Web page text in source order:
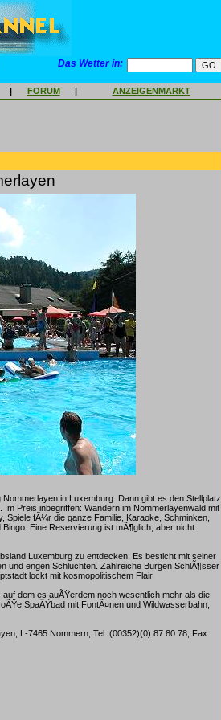
Das Wetter in:
| FORUM | ANZEIGENMARKT
in Luxemburg. Dann gibt es den Stellplatz
Preis inbegriffen: Wandern im Nommerlayenwald mit
Spiele fÃ¼r die ganze Familie, Karaoke, Schminken,
Eine Reservierung ist mÃ¶glich, aber nicht
Luxemburg zu entdecken. Es besticht mit seiner
und engen Schluchten. Zahlreiche Burgen SchlÃ¶sser
lockt mit kosmopolitischem Flair.
dem es auÃŸerdem noch wesentlich mehr als die
SpaÃŸbad mit FontÃ¤nen und Wildwasserbahn,
L-7465 Nommern, Tel. (00352)(0) 87 80 78, Fax